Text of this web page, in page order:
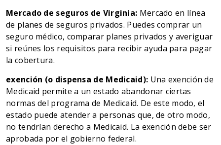
Mercado de seguros de Virginia: Mercado en línea
de planes de seguros privados. Puedes comprar un
seguro médico, comparar planes privados y averiguar
si reúnes los requisitos para recibir ayuda para pagar
la cobertura.
exención (o dispensa de Medicaid): Una exención de
Medicaid permite a un estado abandonar ciertas
normas del programa de Medicaid. De este modo, el
estado puede atender a personas que, de otro modo,
no tendrían derecho a Medicaid. La exención debe ser
aprobada por el gobierno federal.